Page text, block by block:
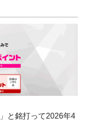
」と銘打って2026年4